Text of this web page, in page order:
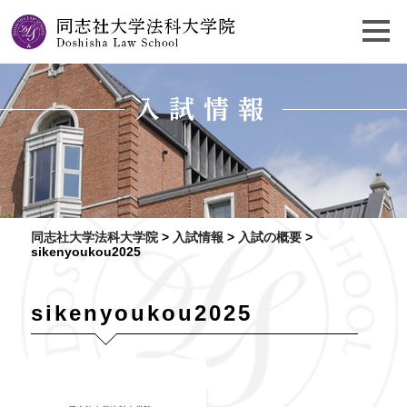
入試情報
同志社大学法科大学院> 入試情報 > 入試の概要>
sikenyoukou2025
sikenyoukou2025